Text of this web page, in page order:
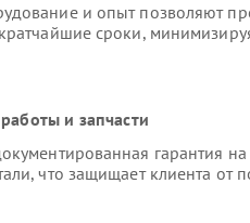
и опыт позволяют
сроки,
и запчасти
гарантия
что защищает клиента от